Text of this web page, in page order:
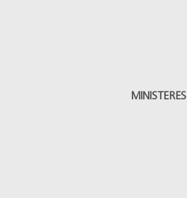
MINISTERES